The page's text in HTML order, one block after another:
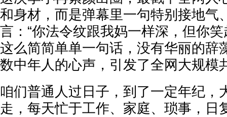
和身材，而是弹幕里一句特别接地气
言：“你法令纹跟我妈一样深，但你
这么简简单单一句话，没有华丽的辞
数中年人的心声，引发了全网大规模
咱们普通人过日子，到了一定年纪，
走，每天忙于工作、家庭、琐事，日